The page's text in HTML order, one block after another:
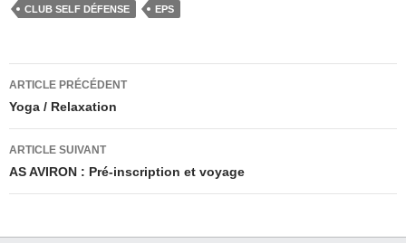
CLUB SELF DÉFENSE
EPS
Navigation
des
articles
ARTICLE PRÉCÉDENT
Yoga / Relaxation
ARTICLE SUIVANT
AS AVIRON : Pré-inscription et voyage